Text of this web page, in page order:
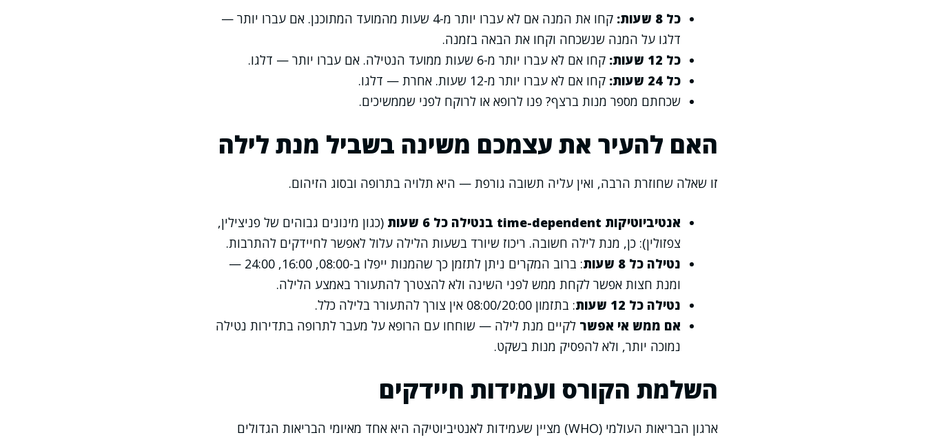
כל 8 שעות:
קחו את המנה אם לא עברו יותר מ-4 שעות מהמועד המתוכנן. אם עברו יותר —
דלגו על המנה שנשכחה וקחו את הבאה בזמנה.
כל 12 שעות:
קחו אם לא עברו יותר מ-6 שעות ממועד הנטילה. אם עברו יותר — דלגו.
כל 24 שעות:
קחו אם לא עברו יותר מ-12 שעות. אחרת — דלגו.
שכחתם מספר מנות ברצף? פנו לרופא או לרוקח לפני שממשיכים.
האם להעיר את עצמכם משינה בשביל מנת לילה
זו שאלה שחוזרת הרבה, ואין עליה תשובה גורפת — היא תלויה בתרופה ובסוג הזיהום.
אנטיביוטיקות time-dependent בנטילה כל 6 שעות
(כגון מינונים גבוהים של פניצילין,
צפזולין): כן, מנת לילה חשובה. ריכוז שיורד בשעות הלילה עלול לאפשר לחיידקים להתרבות.
נטילה כל 8 שעות
: ברוב המקרים ניתן לתזמן כך שהמנות ייפלו ב-08:00, 16:00, 24:00 —
ומנת חצות אפשר לקחת ממש לפני השינה ולא להצטרך להתעורר באמצע הלילה.
נטילה כל 12 שעות
: בתזמון 08:00/20:00 אין צורך להתעורר בלילה כלל.
אם ממש אי אפשר לקיים מנת לילה — שוחחו עם הרופא על מעבר לתרופה בתדירות נטילה
נמוכה יותר, ולא להפסיק מנות בשקט.
השלמת הקורס ועמידות חיידקים
ארגון הבריאות העולמי (WHO) מציין שעמידות לאנטיביוטיקה היא אחד מאיומי הבריאות הגדולים